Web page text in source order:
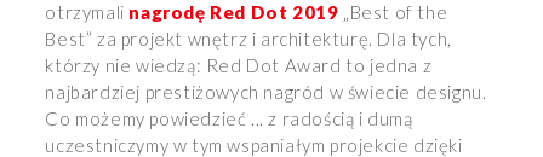
otrzymali nagrodę Red Dot 2019 „Best of the
Best” za projekt wnętrz i architekturę. Dla tych,
którzy nie wiedzą: Red Dot Award to jedna z
najbardziej prestiżowych nagród w świecie designu.
Co możemy powiedzieć ... z radością i dumą
uczestniczymy w tym wspaniałym projekcie dzięki